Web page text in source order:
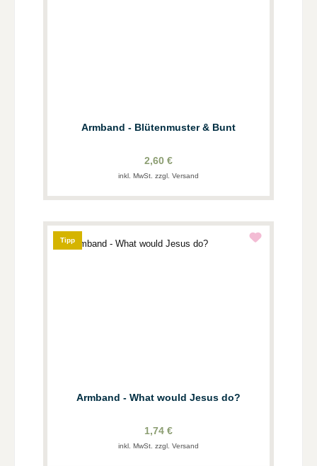
Armband - Blütenmuster & Bunt
2,60 €
inkl. MwSt. zzgl. Versand
Tipp
Armband - What would Jesus do?
1,74 €
inkl. MwSt. zzgl. Versand